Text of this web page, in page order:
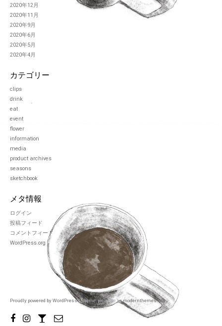
2020年12月
2020年11月
2020年9月
2020年6月
2020年5月
2020年4月
カテゴリー
clips
drink
eat
event
flower
information
media
product archives
seasons
sketchbook
メタ情報
ログイン
投稿フィード
コメントフィード
WordPress.org
Proudly powered by WordPress|Theme: piclectic bymodernthemes.net